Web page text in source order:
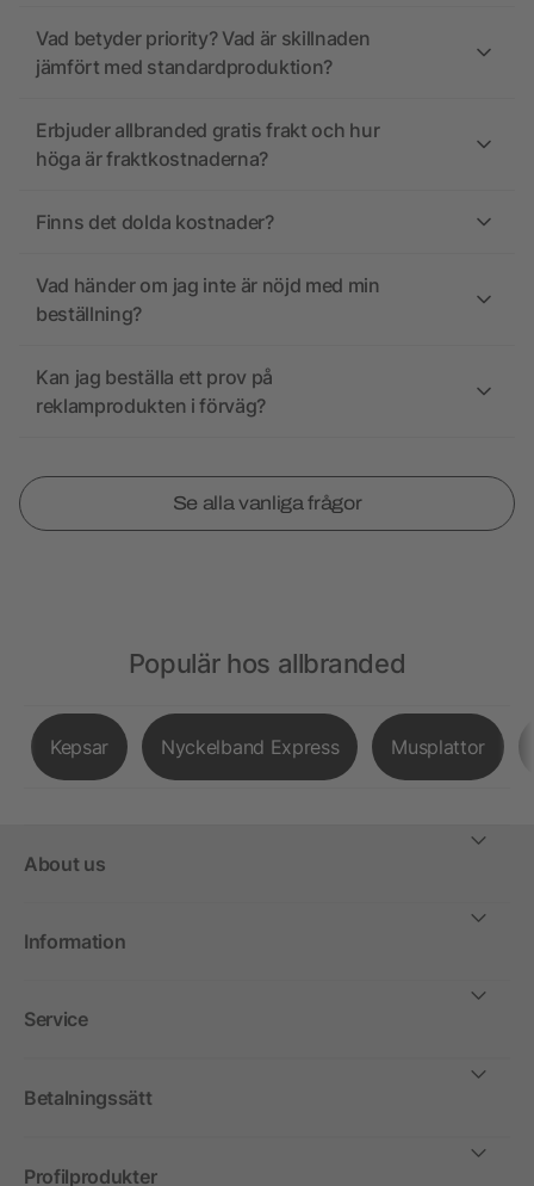
Vad betyder priority? Vad är skillnaden
jämfört med standardproduktion?
Erbjuder allbranded gratis frakt och hur
höga är fraktkostnaderna?
Finns det dolda kostnader?
Vad händer om jag inte är nöjd med min
beställning?
Kan jag beställa ett prov på
reklamprodukten i förväg?
Se alla vanliga frågor
Populär hos allbranded
Kepsar Nyckelband Express Musplattor
About us
Information
Service
Betalningssätt
Profilprodukter